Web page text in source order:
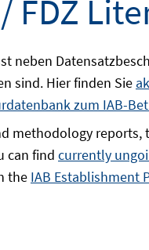
FDZ
neben
sind. Hier finden Sie
zum IAB-
methodology
can find currently
the IAB Establishment